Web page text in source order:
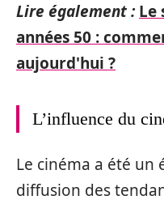
Lire également : Le
années 50 :
aujourd'hui ?
L’influence du
Le cinéma a été un
diffusion des